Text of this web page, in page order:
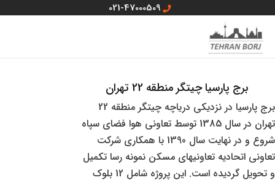
محتوا
021-47000509
برج پارسیا چیتگر منطقه 22 تهران
برج پارسیا در نزدیکی دریاچه چیتگر منطقه 22
تهران در سال 1385 توسط تعاونی هوا فضای سپاه
شروع و در نهایت سال 1390 با همکاری شرکت
تعاونی اتحادیه تعاونیهای مسکن نمونه رسا تکمیل
و تحویل گردیده است. این پروژه شامل 12 بلوک